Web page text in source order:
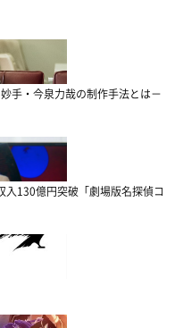
手・今泉力哉の制作手法とは－
入130億円突破「劇場版名探偵コ